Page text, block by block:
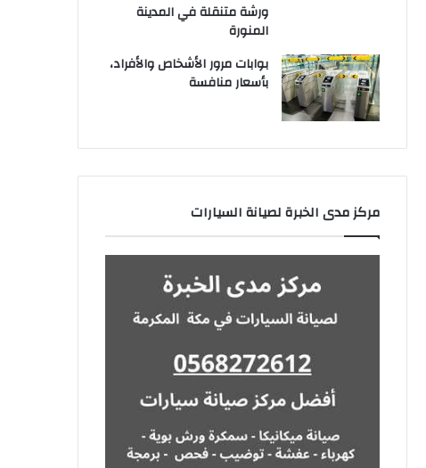
ورشة متنقلة في المدينة
المنورة
بوابات مرور الأشخاص والأفراد،
بأسعار منافسة
مركز مدى الخبرة لصيانة السيارات